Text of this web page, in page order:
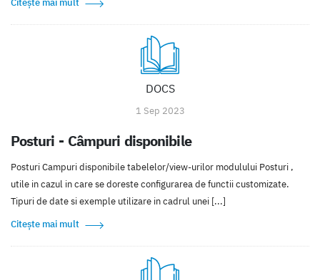
DOCS
1 Sep 2023
Posturi - Câmpuri disponibile
Posturi Campuri disponibile tabelelor/view-urilor modulului Posturi ,
utile in cazul in care se doreste configurarea de functii customizate.
Tipuri de date si exemple utilizare in cadrul unei [...]
Citește mai mult